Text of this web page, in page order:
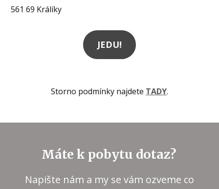
561 69 Králíky
JEDU!
Storno podmínky najdete TADY.
Máte k pobytu dotaz?
Napište nám a my se vám ozveme co